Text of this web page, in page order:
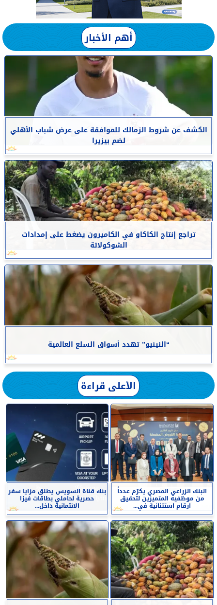
أهم الأخبار
الكشف عن شروط الزمالك للموافقة على عرض شباب الأهلي
لضم بيزيرا
تراجع إنتاج الكاكاو في الكاميرون يضغط على إمدادات
الشوكولاتة
“النينيو” تهدد أسواق السلع العالمية
الأعلى قراءة
البنك الزراعي المصري يكرّم عدداً
من موظفيه المتميزين لتحقيق
ارقام استثنائية في...
بنك قناة السويس يطلق مزايا سفر
حصرية لحاملي بطاقات فيزا
الائتمانية داخل...